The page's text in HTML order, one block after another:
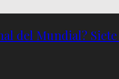
del Mundial?